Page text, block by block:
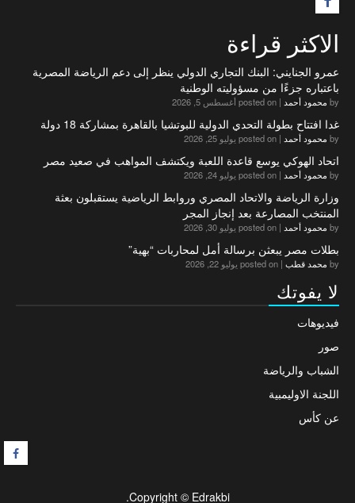
الاكثر قراءة
عمرو الجنايني: البنك التجاري الدولي ينظر إلى دعم الرياضة المصرية
باعتباره جزءًا من مسؤوليته الوطنية
by محمود أحمد | posted on أغسطس 5, 2026
غدا افتتاح بطولة التحدي الدولية للبوتشيا بالقاهرة بمشاركة 18 دولة
by محمود أحمد | posted on يوليو 25, 2026
اتحاد الهوكي يوسع قاعدة اللعبة ويكتشف المواهب في صعيد مصر
by محمود أحمد | posted on يوليو 24, 2026
وزارة الرياضة والاتحاد المصري وروابط الرياضية يستقبلون بعثة
المنتخب المصارعة بعد إنجاز المجر
by محمود أحمد | posted on يوليو 30, 2026
بطلات مصر يبعثن برسالة أمل لمحاربات “بهية”
by محمد قطب | posted on يوليو 22, 2026
لا يفوتك
فيديوهات
صور
الشباب والرياضة
اللجنة الاوليمبية
عن كأس
F
Copyright © Edrakbi.